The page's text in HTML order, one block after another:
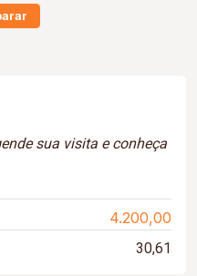
sua visita e conheça
4.200,00
30,61